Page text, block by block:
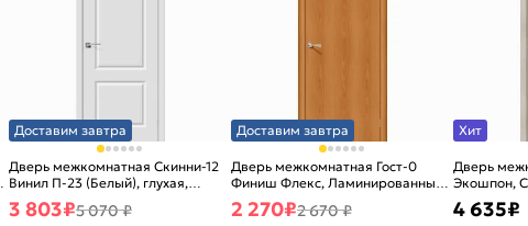
Доставим завтра
Дверь межкомнатная Скинни-12
Винил П-23 (Белый), глухая,
скиновая
3 803₽5 070 ₽
Доставим завтра
Дверь межкомнатная Гост-0
Финиш Флекс, Ламинированные
Л-12 (МиланОрех), глухая,
каркасно-щитовая
2 270₽2 670 ₽
Хит
Дверь
Экошпон,
4 635₽